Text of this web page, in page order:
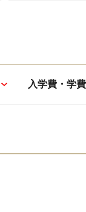
入学費・学費